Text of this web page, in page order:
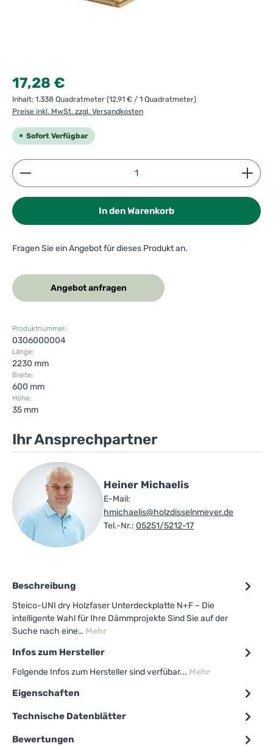
Regulärer Preis:
17,28 €
Inhalt: 1.338 Quadratmeter (12,91 € / 1 Quadratmeter)
Preise inkl. MwSt. zzgl. Versandkosten
Sofort Verfügbar
Produkt Anzahl: Gib den gewünschten Wert ein
In den Warenkorb
Fragen Sie ein Angebot für dieses Produkt an.
Angebot anfragen
Produktnummer:
0306000004
Länge:
2230 mm
Breite:
600 mm
Höhe:
35 mm
Ihr Ansprechpartner
Heiner Michaelis
E-Mail:
hmichaelis@holzdisselnmeyer.de
Tel.-Nr.: 05251/5212-17
Beschreibung
Steico-UNI dry Holzfaser Unterdeckplatte N+F – Die
intelligente Wahl für Ihre Dämmprojekte Sind Sie auf der
Suche nach eine… Mehr
Infos zum Hersteller
Folgende Infos zum Hersteller sind verfübar... Mehr
Eigenschaften
Technische Datenblätter
Bewertungen